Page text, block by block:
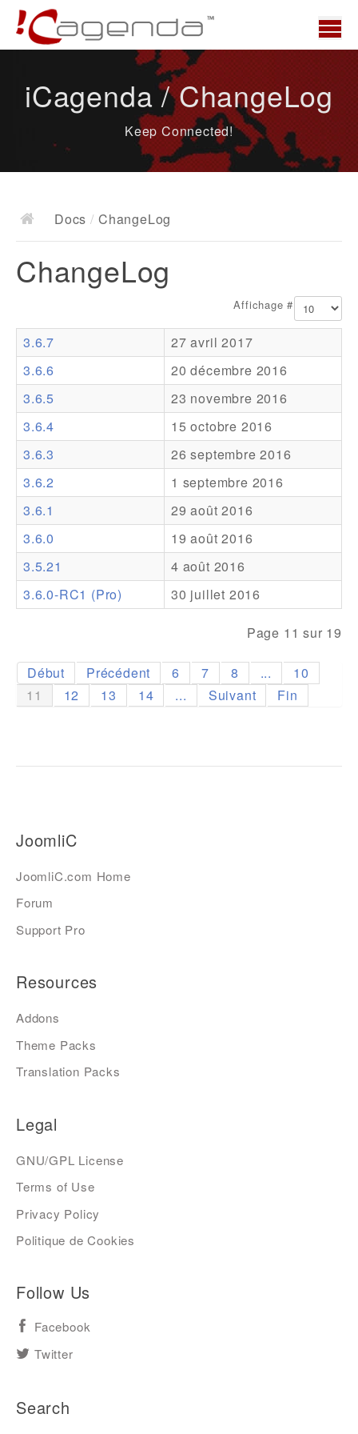
News
Docs
Documentation
Ressources
Addons
Theme Packs
Translation Packs
Support
Forum
iCagenda / ChangeLog
Keep Connected!
Docs / ChangeLog
ChangeLog
Affichage #
3.6.7
27 avril 2017
3.6.6
20 décembre 2016
3.6.5
23 novembre 2016
3.6.4
15 octobre 2016
3.6.3
26 septembre 2016
3.6.2
1 septembre 2016
3.6.1
29 août 2016
3.6.0
19 août 2016
3.5.21
4 août 2016
3.6.0-RC1 (Pro)
30 juillet 2016
Page 11 sur 19
Début Précédent 6 7 8 ...
10
11
12 13 14 ... Suivant Fin
JoomliC
JoomliC.com Home
Forum
Support Pro
Resources
Addons
Theme Packs
Translation Packs
Legal
GNU/GPL License
Terms of Use
Privacy Policy
Politique de Cookies
Follow Us
Facebook
Twitter
Search